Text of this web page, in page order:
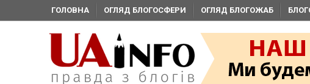
ГОЛОВНА ОГЛЯД БЛОГОСФЕРИ ОГЛЯД БЛОГОЖАБ